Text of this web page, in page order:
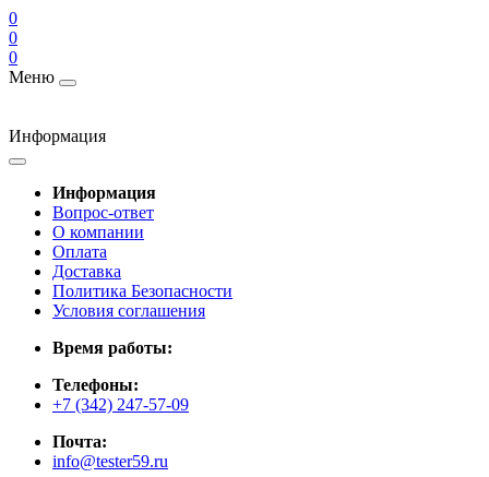
0
0
0
Меню
Информация
Информация
Вопрос-ответ
О компании
Оплата
Доставка
Политика Безопасности
Условия соглашения
Время работы:
Телефоны:
+7 (342) 247-57-09
Почта:
info@tester59.ru